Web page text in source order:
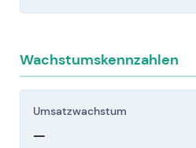
Wachstumskennzahlen
Umsatzwachstum
—